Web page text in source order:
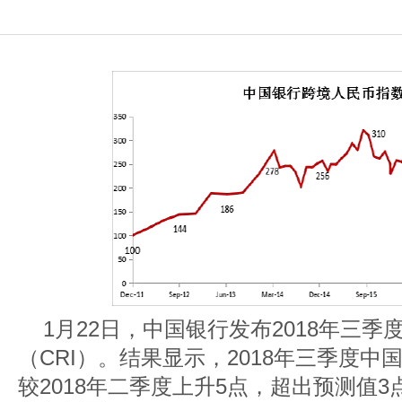
1月22日，中国银行发布2018年三季
（CRI）。结果显示，2018年三季度中
较2018年二季度上升5点，超出预测值3